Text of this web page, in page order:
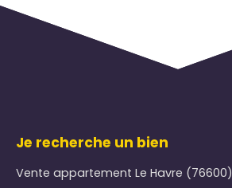
Je recherche un bien
Vente appartement Le Havre (76600)